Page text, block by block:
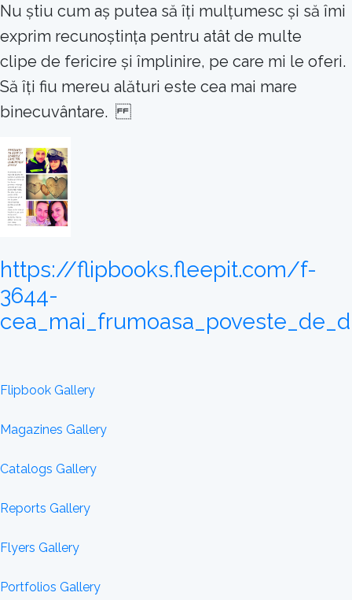
Nu știu cum aș putea să îți mulțumesc și să îmi
exprim recunoștința pentru atât de multe
clipe de fericire și împlinire, pe care mi le oferi.
Să îți fiu mereu alături este cea mai mare
binecuvântare.
https://flipbooks.fleepit.com/f-
3644-
Flipbook Gallery
Magazines Gallery
Catalogs Gallery
Reports Gallery
Flyers Gallery
Portfolios Gallery